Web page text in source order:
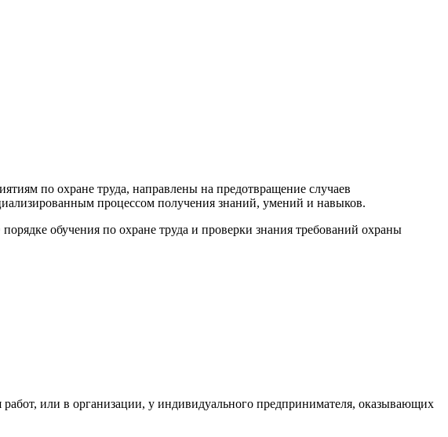
по охране труда, направлены на предотвращение случаев
процессом получения знаний, умений и навыков.
обучения по охране труда и проверки знания требований охраны
или в организации, у индивидуального предпринимателя, оказывающих